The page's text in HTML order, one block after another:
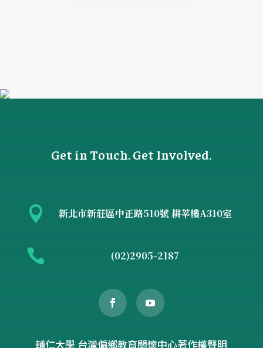
Get in Touch. Get Involved.
 新北市新莊區中正路510號 耕莘樓A310室
 (02)2905-2187
輔仁大學 台灣偏鄉教育關懷中心著作權聲明